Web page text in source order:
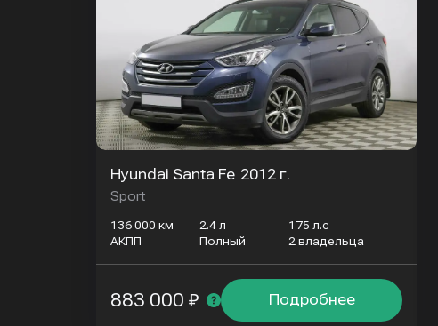
Hyundai Santa Fe 2012 г.
Sport
136 000 км 2.4 л
175 л.с
АКПП
Полный 2 владельца
Подробнее
883 000 ₽